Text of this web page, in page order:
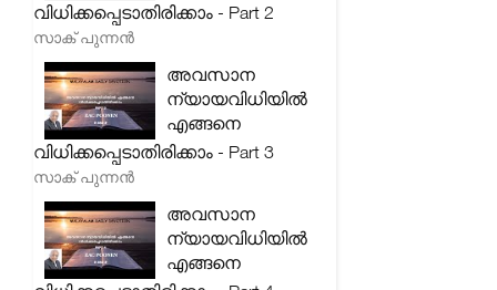
വിധിക്കപ്പെടാതിരിക്കാം - Part 2
സാക് പുന്നൻ
അവസാന
ന്യായവിധിയിൽ
എങ്ങനെ
വിധിക്കപ്പെടാതിരിക്കാം - Part 3
സാക് പുന്നൻ
അവസാന
ന്യായവിധിയിൽ
എങ്ങനെ